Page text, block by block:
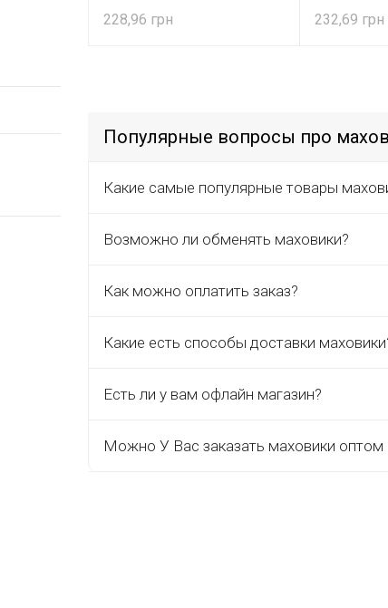
228,96 232,69
Популярные вопросы про
Какие самые популярные товары
Возможно ли обменять маховики?
Как можно оплатить заказ?
Какие есть способы доставки
Есть ли у вам офлайн магазин?
Можно У Вас заказать маховики оптом